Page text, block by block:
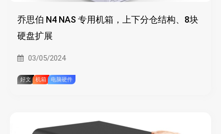
乔思伯 N4 NAS 专用机箱，上下分仓结构、8块
硬盘扩展
03/05/2024
好文 机箱 电脑硬件